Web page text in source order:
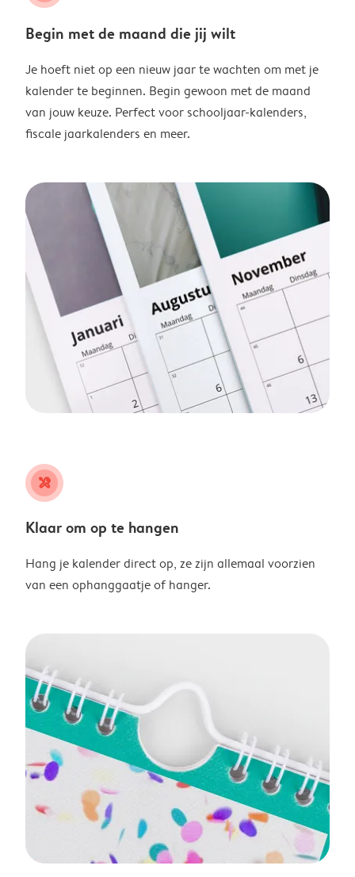
Begin met de maand die jij wilt
Je hoeft niet op een nieuw jaar te wachten om met je
kalender te beginnen. Begin gewoon met de maand
van jouw keuze. Perfect voor schooljaar-kalenders,
fiscale jaarkalenders en meer.
tools
Klaar om op te hangen
Hang je kalender direct op, ze zijn allemaal voorzien
van een ophanggaatje of hanger.